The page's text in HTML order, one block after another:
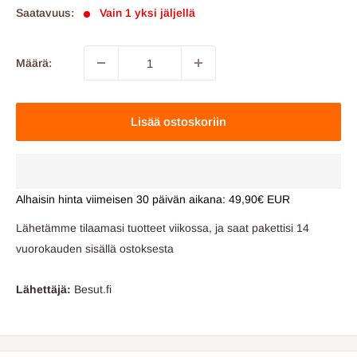
Saatavuus: Vain 1 yksi jäljellä
Määrä:
Lisää ostoskoriin
Alhaisin hinta viimeisen 30 päivän aikana: 49,90€ EUR
Lähetämme tilaamasi tuotteet viikossa, ja saat pakettisi 14
vuorokauden sisällä ostoksesta
Lähettäjä: Besut.fi